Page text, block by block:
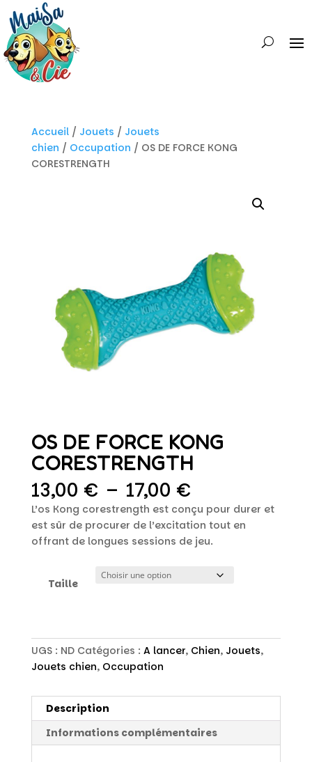
Accueil/ Jouets / Jouets
chien / Occupation / OS DE FORCE KONG
CORESTRENGTH
OS DE FORCE KONG
CORESTRENGTH
13,00 € – 17,00 €Plage
de
prix :
13,00 €
à
17,00 €
L’os Kong corestrength est conçu pour durer et
est sûr de procurer de l’excitation tout en
offrant de longues sessions de jeu.
Taille
UGS : ND Catégories : A lancer, Chien, Jouets,
Jouets chien, Occupation
Description
Informations complémentaires